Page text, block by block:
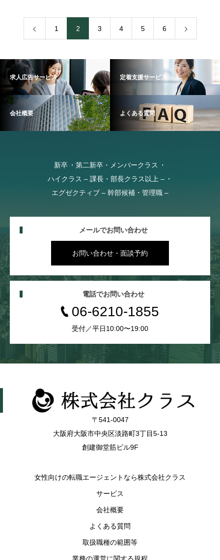
1 2 3 4 5 6
求人広告サービス 定着支援サービス
会社概要 よくある質問
新卒
第二新卒・メンバークラス
ハイクラス – 課長・部長クラス以上 –
エグゼクティブ – 幹部候補・管理職 –
メールでお問い合わせ
お問い合わせ・面談予約
電話でお問い合わせ
06-6210-1855
受付／平日10:00〜19:00
〒541-0047
大阪府大阪市中央区淡路町3丁目5-13
創建御堂筋ビル9F
女性向けの転職エージェントなら株式会社クラス
サービス
会社概要
よくある質問
取扱職種の範囲等